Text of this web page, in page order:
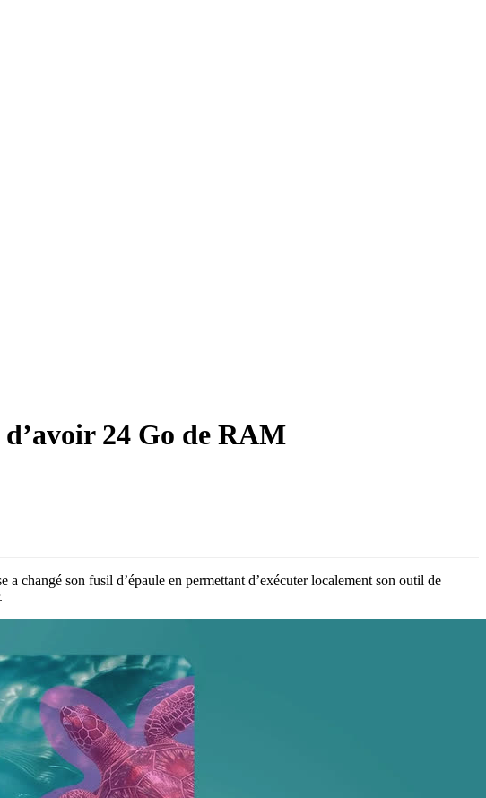
24 Go de RAM
changé son fusil d’épaule en permettant d’exécuter localement son outil de